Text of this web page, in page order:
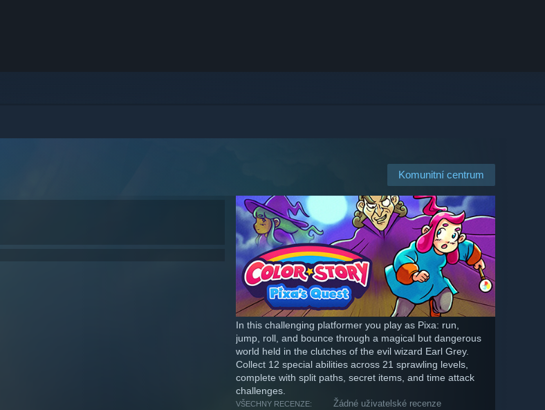
Komunitní centrum
In this challenging platformer you play as Pixa: run,
jump, roll, and bounce through a magical but dangerous
world held in the clutches of the evil wizard Earl Grey.
Collect 12 special abilities across 21 sprawling levels,
complete with split paths, secret items, and time attack
challenges.
VŠECHNY RECENZE: Žádné uživatelské recenze